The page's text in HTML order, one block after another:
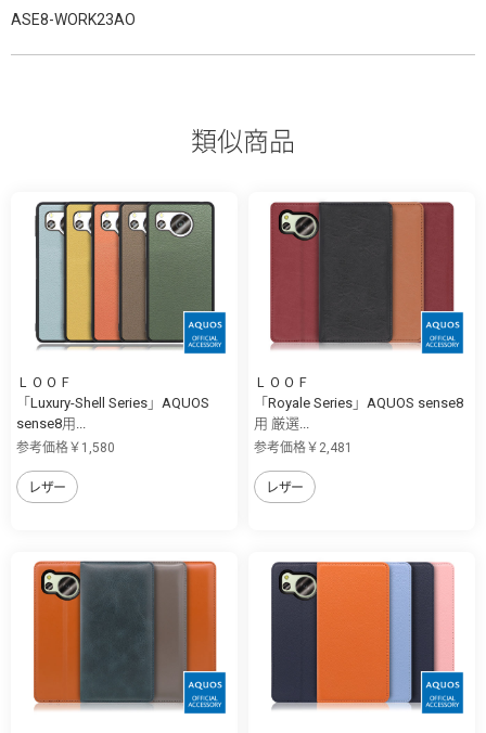
ASE8-WORK23AO
類似商品
ＬＯＯＦ
「Luxury-Shell Series」AQUOS
sense8用...
参考価格￥1,580
レザー
ＬＯＯＦ
「Royale Series」AQUOS sense8
用 厳選...
参考価格￥2,481
レザー